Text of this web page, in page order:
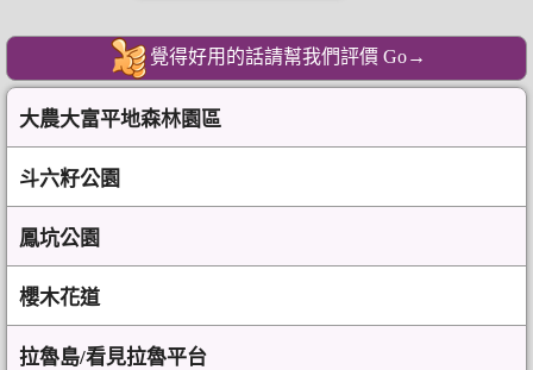
覺得好用的話請幫我們評價 Go→
大農大富平地森林園區
斗六籽公園
鳳坑公園
櫻木花道
拉魯島/看見拉魯平台